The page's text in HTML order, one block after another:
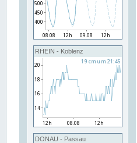
RHEIN - Koblenz
DONAU - Passau